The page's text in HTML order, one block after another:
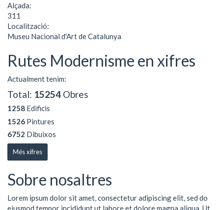
Alçada:
311
Localització:
Museu Nacional d'Art de Catalunya
Rutes Modernisme en xifres
Actualment tenim:
Total: 15254 Obres
1258 Edificis
1526 Pintures
6752 Dibuixos
Més xifres
Sobre nosaltres
Lorem ipsum dolor sit amet, consectetur adipiscing elit, sed do
eiusmod tempor incididunt ut labore et dolore magna aliqua. Ut